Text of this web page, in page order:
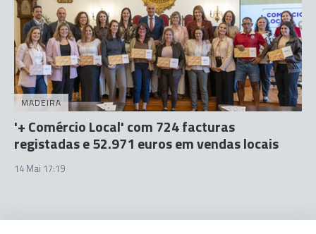
MADEIRA
'+ Comércio Local' com 724 facturas
registadas e 52.971 euros em vendas locais
14 Mai 17:19